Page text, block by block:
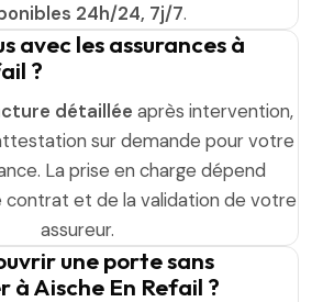
24h/24, 7j/7.
avec les assurances à
?
détaillée après intervention,
sur demande pour votre
La prise en charge dépend
et de la validation de votre
assureur.
une porte sans
à Aische En Refail ?